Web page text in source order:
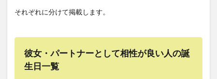
それぞれに分けて掲載します。
彼女・パートナーとして相性が良い人の誕
生日一覧